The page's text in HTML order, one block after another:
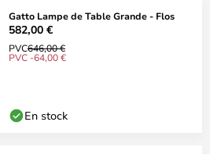
Gatto Lampe de Table Grande - Flos
582,00 €
PVC646,00 €
PVC -64,00 €
En stock